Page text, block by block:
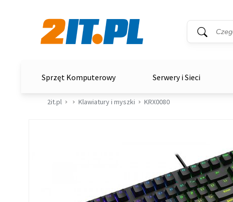
Wyszukiwarka
Słowo kluczowe
Sprzęt Komputerowy Serwery i Sieci
2it.pl Klawiatury i myszki KRX0080